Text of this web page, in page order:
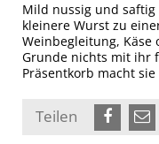
Mild nussig und saftig
kleinere Wurst zu
Weinbegleitung,
Grunde nichts mit ihr
Präsentkorb macht
Teilen